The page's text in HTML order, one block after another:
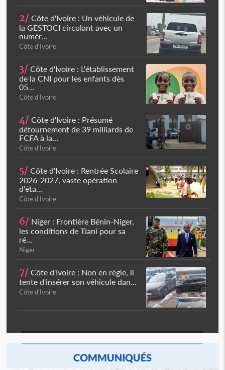
2/ Côte d'Ivoire : Un véhicule de
la GESTOCI circulant avec un
numér...
Côte d'Ivoire
3/ Côte d'Ivoire : L'établissement
de la CNI pour les enfants dès
05...
Côte d'Ivoire
4/ Côte d'Ivoire : Présumé
détournement de 39 milliards de
FCFA à la...
Côte d'Ivoire
5/ Côte d'Ivoire : Rentrée Scolaire
2026-2027, vaste opération
d'éta...
Côte d'Ivoire
6/ Niger : Frontière Bénin-Niger,
les conditions de Tiani pour sa
ré...
Niger
7/ Côte d'Ivoire : Non en règle, il
tente d'insérer son véhicule dan...
Côte d'Ivoire
COMMUNIQUÉS